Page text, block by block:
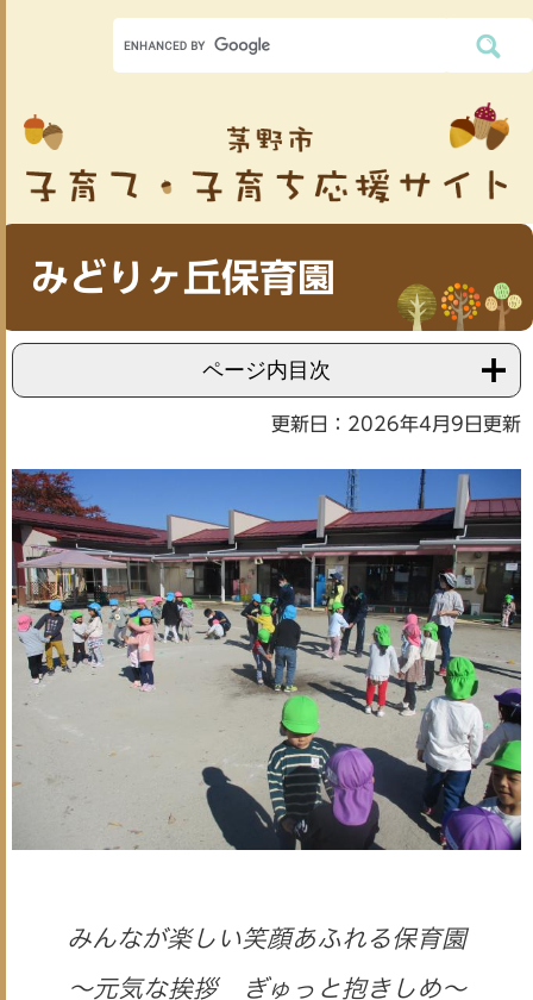
みどりヶ丘保育園
ページ内目次
更新日：2026年4月9日更新
みんなが楽しい笑顔あふれる保育園
～元気な挨拶 ぎゅっと抱きしめ～